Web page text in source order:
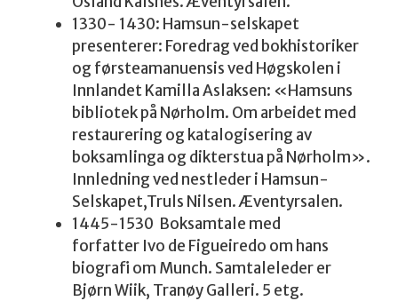
1330- 1430: Hamsun-selskapet
presenterer: Foredrag ved bokhistoriker
og førsteamanuensis ved Høgskolen i
Innlandet Kamilla Aslaksen: «Hamsuns
bibliotek på Nørholm. Om arbeidet med
restaurering og katalogisering av
boksamlinga og dikterstua på Nørholm».
Innledning ved nestleder i Hamsun-
Selskapet,Truls Nilsen. Æventyrsalen.
1445-1530 Boksamtale med
forfatter Ivo de Figueiredo om hans
biografi om Munch. Samtaleleder er
Bjørn Wiik, Tranøy Galleri. 5 etg.